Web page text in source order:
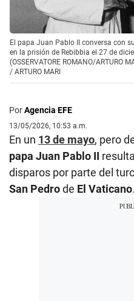
El papa Juan Pablo II conversa con
en la prisión de Rebibbia el 27 de
(OSSERVATORE ROMANO/ARTURO
/ ARTURO MARI
PorAgencia EFE
13/05/2026, 10:53 a.m.
En un 13 de mayo, pero
papa Juan Pablo II
disparos por parte del
San Pedrode El Vaticano.